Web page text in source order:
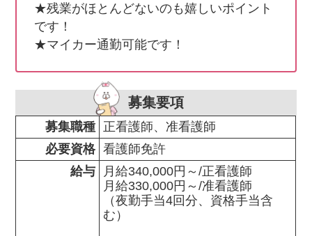
★残業がほとんどないのも嬉しいポイント
です！
★マイカー通勤可能です！
募集要項
募集職種 正看護師、准看護師
必要資格 看護師免許
給与
月給340,000円～/正看護師
月給330,000円～/准看護師
（夜勤手当4回分、資格手当含
む）